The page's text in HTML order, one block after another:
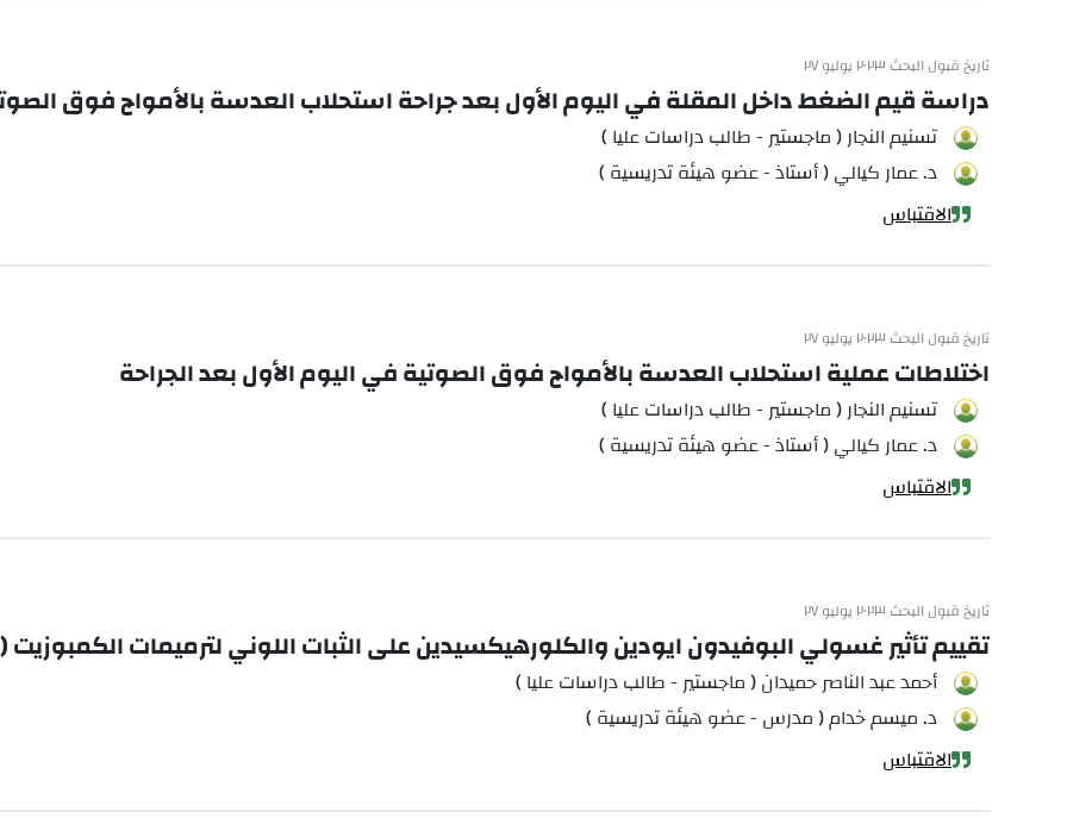
تاريخ قبول البحث ٢٠٢٣ يوليو ٢٧
دراسة قيم الضغط داخل المقلة في اليوم الأول بعد جراحة استحلاب العدسة بالأمواج فوق
تسنيم النجار ( ماجستير - طالب دراسات عليا )
د. عمار كيالي ( أستاذ - عضو هيئة تدريسية )
الاقتباس
تاريخ قبول البحث ٢٠٢٣ يوليو ٢٧
اختلاطات عملية استحلاب العدسة بالأمواج فوق الصوتية في اليوم الأول بعد الجراحة
تسنيم النجار ( ماجستير - طالب دراسات عليا )
د. عمار كيالي ( أستاذ - عضو هيئة تدريسية )
الاقتباس
تاريخ قبول البحث ٢٠٢٣ يوليو ٢٧
تقييم تأثير غسولي البوفيدون ايودين والكلورهيكسيدين على الثبات اللوني لترميمات
أحمد عبد الناصر حميدان ( ماجستير - طالب دراسات عليا )
د. ميسم خدام ( مدرس - عضو هيئة تدريسية )
الاقتباس